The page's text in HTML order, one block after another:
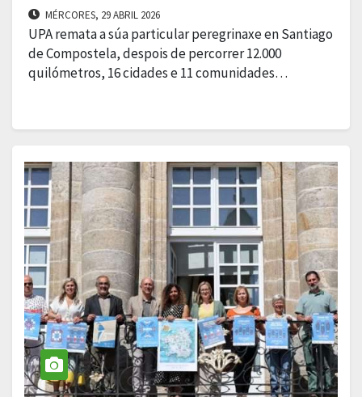
despois de 12.000 quilómetros
e 16 cidades percorridas
MÉRCORES, 29 ABRIL 2026
UPA remata a súa particular peregrinaxe en Santiago
de Compostela, despois de percorrer 12.000
quilómetros, 16 cidades e 11 comunidades…